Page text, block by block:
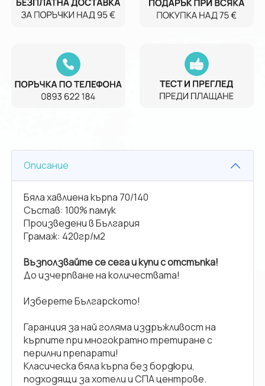
Описание
Бяла хавлиена кърпа 70/140
Състав: 100% памук
Произведени в България
Грамаж: 420гр/м2
Възползвайте се сега и купи с отстъпка!
До изчерпване на количествата!
Изберете Българското!
Гаранция за най голяма издръжливост на
кърпите при многократно третиране с
перилни препарати!
Класическа бяла кърпа без бордюри,
подходящи за хотели и СПА центрове.